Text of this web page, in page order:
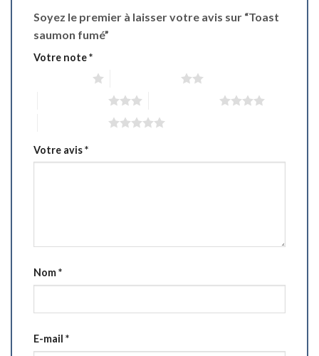
Soyez le premier à laisser votre avis sur “Toast
saumon fumé”
Votre note*
Votre avis*
Nom*
E-mail *